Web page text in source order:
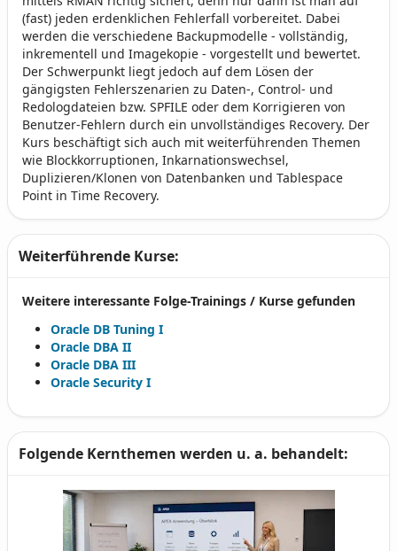
(fast) jeden erdenklichen Fehlerfall vorbereitet. Dabei
werden die verschiedene Backupmodelle - vollständig,
inkrementell und Imagekopie - vorgestellt und bewertet.
Der Schwerpunkt liegt jedoch auf dem Lösen der
gängigsten Fehlerszenarien zu Daten-, Control- und
Redologdateien bzw. SPFILE oder dem Korrigieren von
Benutzer-Fehlern durch ein unvollständiges Recovery. Der
Kurs beschäftigt sich auch mit weiterführenden Themen
wie Blockkorruptionen, Inkarnationswechsel,
Duplizieren/Klonen von Datenbanken und Tablespace
Point in Time Recovery.
Weiterführende Kurse:
Weitere interessante Folge-Trainings / Kurse gefunden
Oracle DB Tuning I
Oracle DBA II
Oracle DBA III
Oracle Security I
Folgende Kernthemen werden u. a. behandelt: